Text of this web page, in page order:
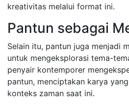
kreativitas melalui format ini.
Pantun sebagai
Selain itu, pantun juga menjadi
untuk mengeksplorasi tema-
penyair kontemporer
pantun, menciptakan karya
konteks zaman saat ini.